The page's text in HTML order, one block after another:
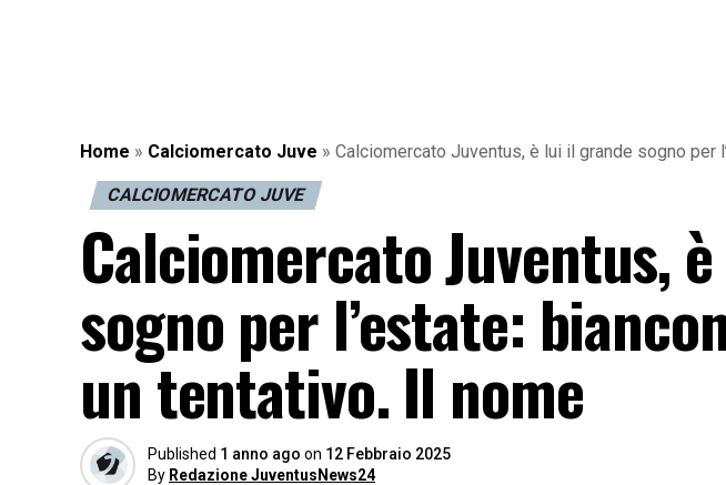
Home » Calciomercato Juve » Calciomercato Juventus, è lui il grande sogno per
CALCIOMERCATO JUVE
Calciomercato Juventus,
sogno per l’estate:
un tentativo. Il nome
Published 1 anno ago on 12 Febbraio 2025
By Redazione JuventusNews24